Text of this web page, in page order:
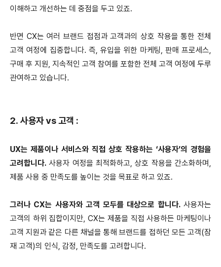
이해하고 개선하는 데 중점을 두고 있죠.
반면 CX는 여러 브랜드 접점과 고객과의 상호 작용을 통한 전체
고객 여정에 집중합니다. 즉, 유입을 위한 마케팅, 판매 프로세스,
구매 후 지원, 지속적인 고객 참여를 포함한 전체 고객 여정에 두루
관여하고 있습니다.
2. 사용자 vs 고객 :
UX는 제품이나 서비스와 직접 상호 작용하는 ‘사용자’의 경험을
고려합니다. 사용자 여정을 최적화하고, 상호 작용을 간소화하며,
제품 사용 중 만족도를 높이는 것을 목표로 하고 있죠.
그러나 CX는 사용자와 고객 모두를 대상으로 합니다.사용자는
고객의 하위 집합이지만, CX는 제품을 직접 사용하든 마케팅이나
고객 지원과 같은 다른 채널을 통해 브랜드를 접하던 모든 고객(잠
재 고객)의 인식, 감정, 만족도를 고려합니다.